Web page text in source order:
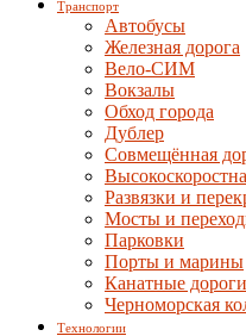
Транспорт
Автобусы
Железная дорога
Вело-СИМ
Вокзалы
Обход города
Дублер
Совмещённая
Развязки и
Мосты и
Парковки
Порты и марины
Канатные дороги
Черноморская
Технологии